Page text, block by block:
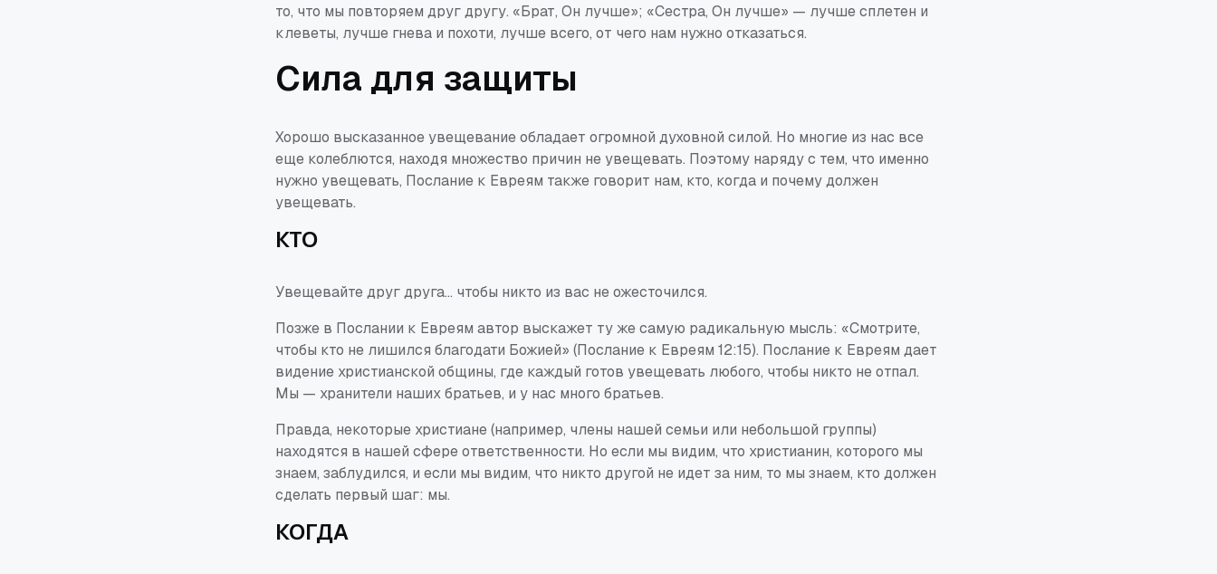
то, что мы повторяем друг другу. «Брат, Он лучше»; «Сестра, Он лучше» — лучше сплетен и
клеветы, лучше гнева и похоти, лучше всего, от чего нам нужно отказаться.
Сила для защиты
Хорошо высказанное увещевание обладает огромной духовной силой. Но многие из нас все
еще колеблются, находя множество причин не увещевать. Поэтому наряду с тем, что именно
нужно увещевать, Послание к Евреям также говорит нам, кто, когда и почему должен
увещевать.
КТО
Увещевайтедруг друга... чтобы никто из вас не ожесточился.
Позже в Послании к Евреям автор выскажет ту же самую радикальную мысль: «Смотрите,
чтобы кто не лишился благодати Божией» (Послание к Евреям 12:15). Послание к Евреям дает
видение христианской общины, где каждый готов увещевать любого, чтобы никто неотпал.
Мы — хранители наших братьев, и у нас много братьев.
Правда, некоторые христиане (например, члены нашей семьи или небольшой группы)
находятся в нашей сфере ответственности. Но если мы видим, что христианин, которого мы
знаем, заблудился, и если мы видим, что никто другой не идет за ним, то мы знаем, кто должен
сделать первый шаг: мы.
КОГДА